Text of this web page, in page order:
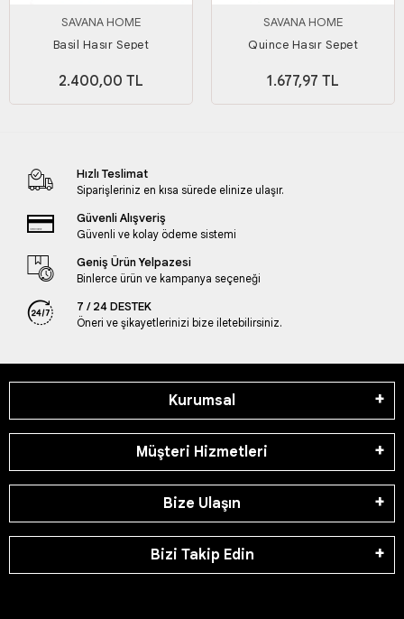
SAVANA HOME
Basil Hasır Sepet
2.400,00 TL
SAVANA HOME
Quince Hasır Sepet
1.677,97 TL
Hızlı Teslimat
Siparişleriniz en kısa sürede elinize ulaşır.
Güvenli Alışveriş
Güvenli ve kolay ödeme sistemi
Geniş Ürün Yelpazesi
Binlerce ürün ve kampanya seçeneği
7 / 24 DESTEK
Öneri ve şikayetlerinizi bize iletebilirsiniz.
Kurumsal
Müşteri Hizmetleri
Bize Ulaşın
Bizi Takip Edin